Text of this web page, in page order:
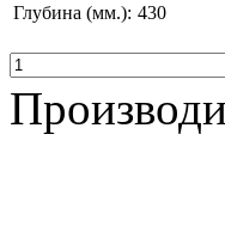
Глубина (мм.): 430